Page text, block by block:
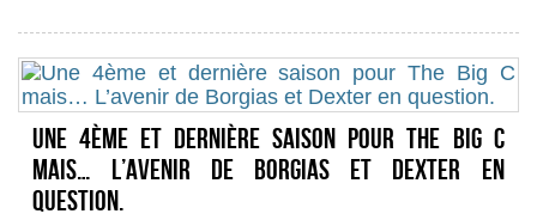
Une 4ème et dernière saison pour The Big C
mais… L’avenir de Borgias et Dexter en
question.